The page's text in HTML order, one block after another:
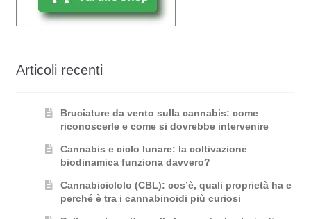
Articoli recenti
Bruciature da vento sulla cannabis: come
riconoscerle e come si dovrebbe intervenire
Cannabis e ciclo lunare: la coltivazione
biodinamica funziona davvero?
Cannabiciclolo (CBL): cos’è, quali proprietà ha e
perché è tra i cannabinoidi più curiosi